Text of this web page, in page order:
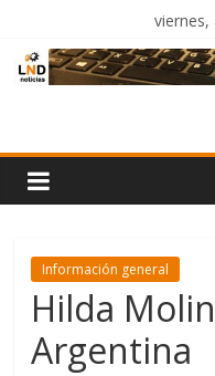
contenido
Noticias
Información general
Hilda
Argentina